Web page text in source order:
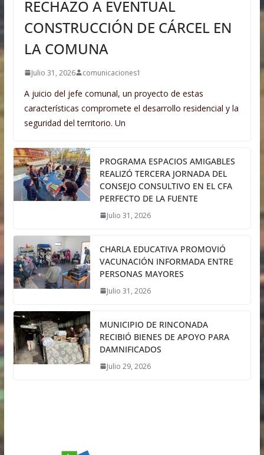
RECHAZO A EVENTUAL
CONSTRUCCIÓN DE CÁRCEL EN
LA COMUNA
Julio 31, 2026 comunicaciones1
A juicio del jefe comunal, un proyecto de estas
características compromete el desarrollo residencial y la
seguridad del territorio. Un
PROGRAMA ESPACIOS AMIGABLES
REALIZÓ TERCERA JORNADA DEL
CONSEJO CONSULTIVO EN EL CFA
PERFECTO DE LA FUENTE
Julio 31, 2026
CHARLA EDUCATIVA PROMOVIÓ
VACUNACIÓN INFORMADA ENTRE
PERSONAS MAYORES
Julio 31, 2026
MUNICIPIO DE RINCONADA
RECIBIÓ BIENES DE APOYO PARA
DAMNIFICADOS
Julio 29, 2026